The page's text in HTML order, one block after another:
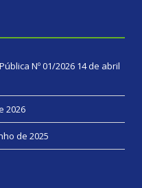
Nº 01/2026 14 de abril
2026
de 2025